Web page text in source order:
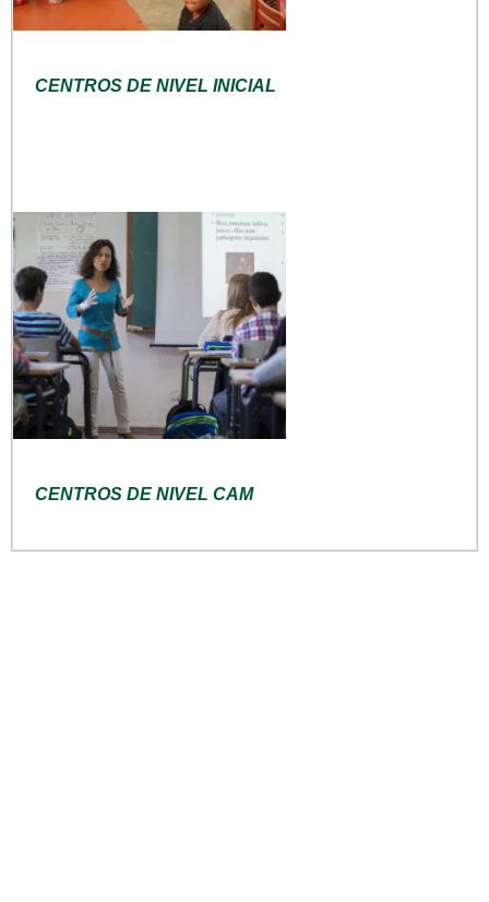
CENTROS DE NIVEL INICIAL
CENTROS DE NIVEL CAM